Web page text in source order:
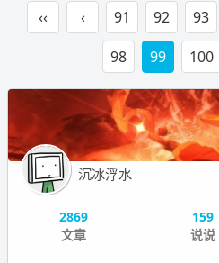
‹‹ ‹ 91 92 93
98
99 100
沉冰浮水
2869
文章
159
说说